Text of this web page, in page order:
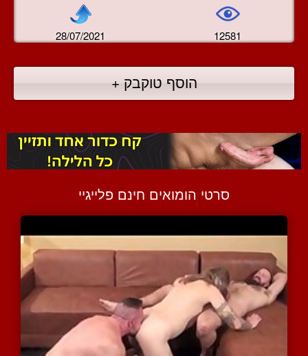
28/07/2021 12581
הוסף טוקבק +
סרטי הומואים חינם פלייגיי